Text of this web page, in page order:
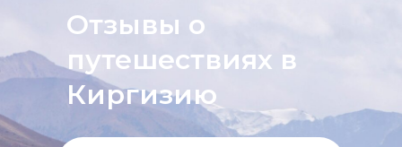
Отзывы о
путешествиях в
Киргизию